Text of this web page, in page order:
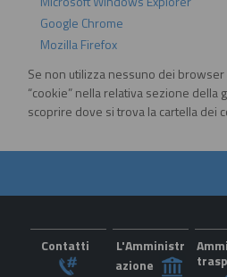
Google Chrome
Mozilla Firefox
Se non utilizza nessuno dei
“cookie” nella relativa sezione
scoprire dove si trova la cartella dei
Contatti
L'Amministr
azione